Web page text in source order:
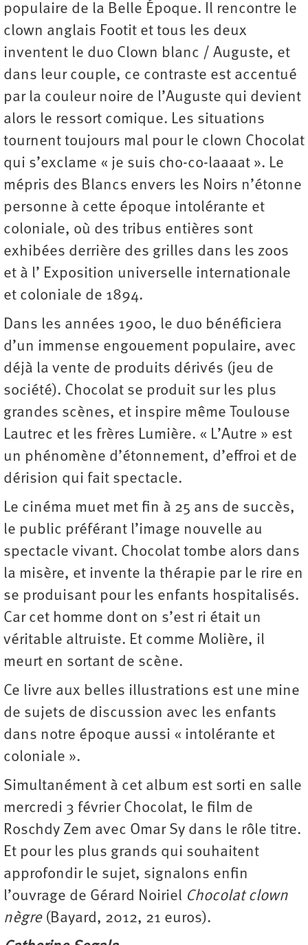
populaire de la Belle Époque. Il rencontre le
clown anglais Footit et tous les deux
inventent le duo Clown blanc / Auguste, et
dans leur couple, ce contraste est accentué
par la couleur noire de l’Auguste qui devient
alors le ressort comique. Les situations
tournent toujours mal pour le clown Chocolat
qui s’exclame « je suis cho-co-laaaat ». Le
mépris des Blancs envers les Noirs n’étonne
personne à cette époque intolérante et
coloniale, où des tribus entières sont
exhibées derrière des grilles dans les zoos
et à l’ Exposition universelle internationale
et coloniale de 1894.
Dans les années 1900, le duo bénéficiera
d’un immense engouement populaire, avec
déjà la vente de produits dérivés (jeu de
société). Chocolat se produit sur les plus
grandes scènes, et inspire même Toulouse
Lautrec et les frères Lumière. « L’Autre » est
un phénomène d’étonnement, d’effroi et de
dérision qui fait spectacle.
Le cinéma muet met fin à 25 ans de succès,
le public préférant l’image nouvelle au
spectacle vivant. Chocolat tombe alors dans
la misère, et invente la thérapie par le rire en
se produisant pour les enfants hospitalisés.
Car cet homme dont on s’est ri était un
véritable altruiste. Et comme Molière, il
meurt en sortant de scène.
Ce livre aux belles illustrations est une mine
de sujets de discussion avec les enfants
dans notre époque aussi « intolérante et
coloniale ».
Simultanément à cet album est sorti en salle
mercredi 3 février Chocolat, le film de
Roschdy Zem avec Omar Sy dans le rôle titre.
Et pour les plus grands qui souhaitent
approfondir le sujet, signalons enfin
l’ouvrage de Gérard Noiriel Chocolat clown
nègre(Bayard, 2012, 21 euros).